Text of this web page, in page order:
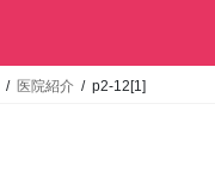
医院紹介 p2-12[1]